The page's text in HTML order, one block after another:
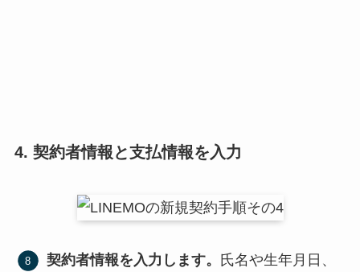
4. 契約者情報と支払情報を入力
契約者情報を入力します。
氏名や生年月日、